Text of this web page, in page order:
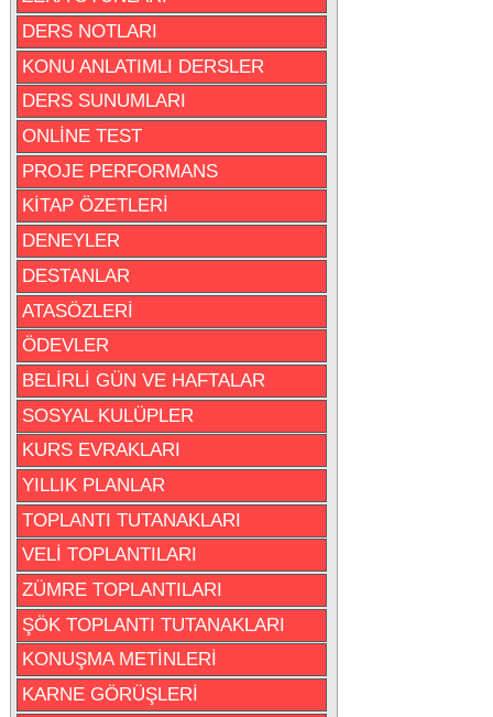
DERS NOTLARI
KONU ANLATIMLI DERSLER
DERS SUNUMLARI
ONLİNE TEST
PROJE PERFORMANS
KİTAP ÖZETLERİ
DENEYLER
DESTANLAR
ATASÖZLERİ
ÖDEVLER
BELİRLİ GÜN VE HAFTALAR
SOSYAL KULÜPLER
KURS EVRAKLARI
YILLIK PLANLAR
TOPLANTI TUTANAKLARI
VELİ TOPLANTILARI
ZÜMRE TOPLANTILARI
ŞÖK TOPLANTI TUTANAKLARI
KONUŞMA METİNLERİ
KARNE GÖRÜŞLERİ